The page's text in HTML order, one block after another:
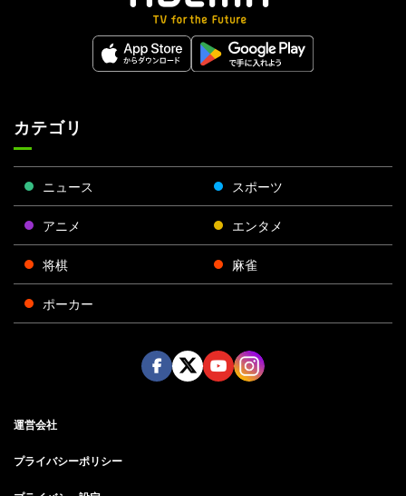
カテゴリ
ニュース スポーツ
アニメ エンタメ
将棋 麻雀
ポーカー
運営会社
プライバシーポリシー